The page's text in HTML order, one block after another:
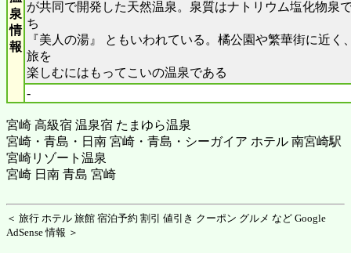
泉
情
報
が共同で開発した天然温泉。泉質はナトリウム塩化物泉
ち
『美人の湯』 ともいわれている。橘公園や繁華街に近く
旅を
楽しむにはもってこいの温泉である
-
宮崎 高級宿 温泉宿 たまゆら温泉
宮崎・青島・日南 宮崎・青島・シーガイア ホテル 南宮崎駅
宮崎リゾート温泉
宮崎 日南 青島 宮崎
＜ 旅行 ホテル 旅館 宿泊予約 割引 値引き クーポン グルメ など Google
AdSense 情報 ＞